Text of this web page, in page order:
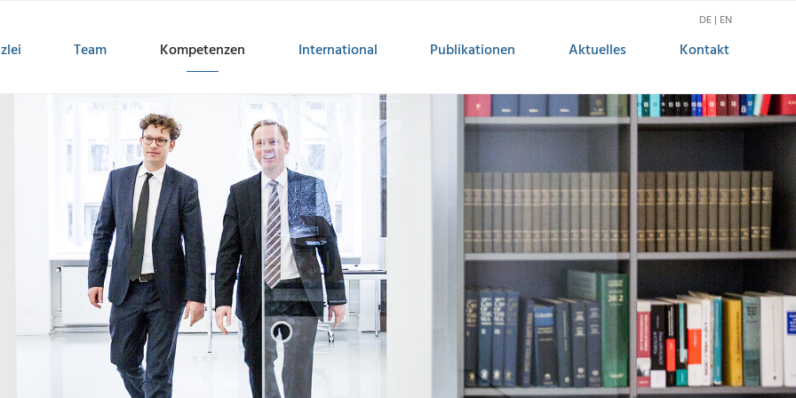
DE | EN
Team Kompetenzen International Publikationen Aktuelles Kontakt